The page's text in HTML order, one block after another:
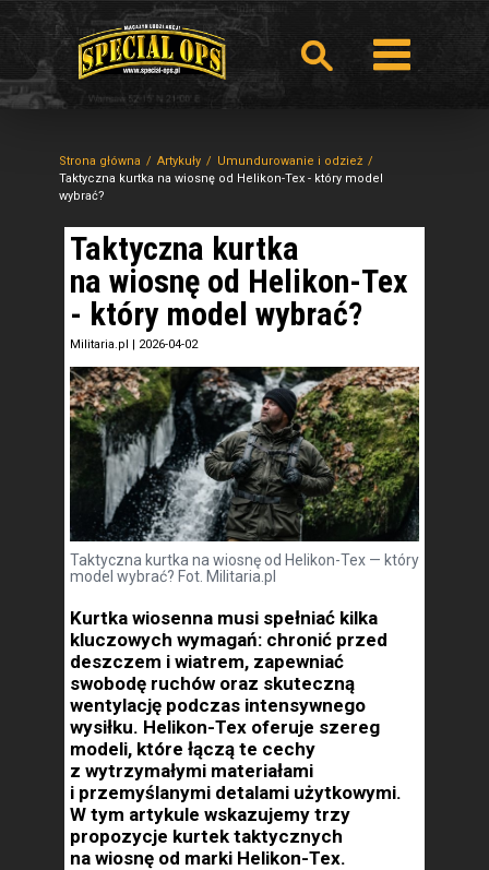
Strona główna Artykuły
Umundurowanie i odzież
Taktyczna kurtka na wiosnę od Helikon-Tex - który model
wybrać?
Taktyczna kurtka
na wiosnę od Helikon-Tex
- który model wybrać?
Militaria.pl | 2026-04-02
Taktyczna kurtka na wiosnę od Helikon-Tex — który
model wybrać? Fot. Militaria.pl
Kurtka wiosenna musi spełniać kilka
kluczowych wymagań: chronić przed
deszczem i wiatrem, zapewniać
swobodę ruchów oraz skuteczną
wentylację podczas intensywnego
wysiłku. Helikon-Tex oferuje szereg
modeli, które łączą te cechy
z wytrzymałymi materiałami
i przemyślanymi detalami użytkowymi.
W tym artykule wskazujemy trzy
propozycje kurtek taktycznych
na wiosnę od marki Helikon-Tex.